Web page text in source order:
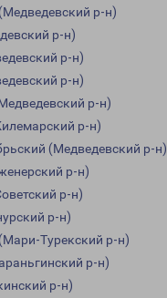
р-н)
р-н)
р-н)
р-н)
р-н)
р-н)
(Медведевский р-н)
р-н)
р-н)
р-н)
Турекский р-н)
р-н)
р-н)